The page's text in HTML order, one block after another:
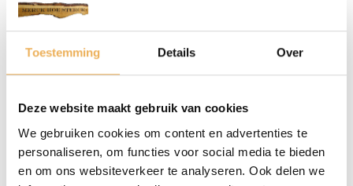
Toestemming Details Over
Deze website maakt gebruik van cookies
We gebruiken cookies om content en advertenties te
personaliseren, om functies voor social media te bieden
en om ons websiteverkeer te analyseren. Ook delen we
Er zijn nog geen beoordelingen.
Wees de eerste om “Komgrepen / naambordjes” te
beoordelen